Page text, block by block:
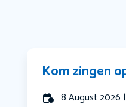
Kom zingen
8 August 2026